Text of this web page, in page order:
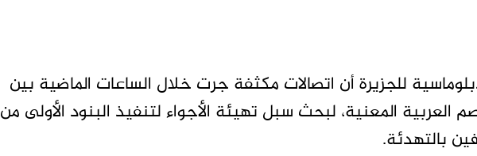
للجزيرة أن اتصالات مكثفة جرت خلال الساعات الماضية بين
العربية المعنية، لبحث سبل تهيئة الأجواء لتنفيذ البنود الأولى من
بالتهدئة.